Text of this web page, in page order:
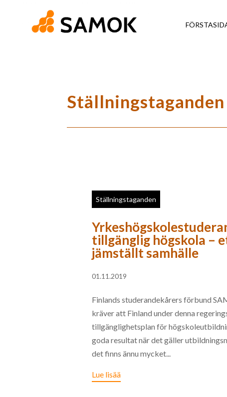
Ställningstaganden
Ställningstaganden
tillgänglig högskola –
jämställt samhälle
01.11.2019
Finlands studerandekårers förbund
kräver att Finland under denna
tillgänglighetsplan för
goda resultat när det gäller
det finns ännu mycket...
Lue lisää